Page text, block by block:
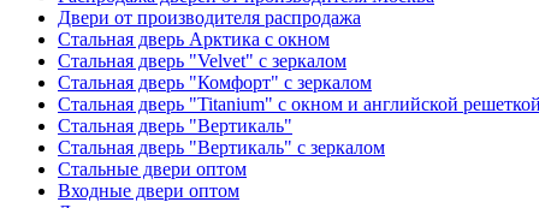
Двери от производителя распродажа
Стальная дверь Арктика с окном
Стальная дверь "Velvet" с зеркалом
Стальная дверь "Комфорт" с зеркалом
Стальная дверь "Titanium" с окном и английской
Стальная дверь "Вертикаль"
Стальная дверь "Вертикаль" с зеркалом
Стальные двери оптом
Входные двери оптом